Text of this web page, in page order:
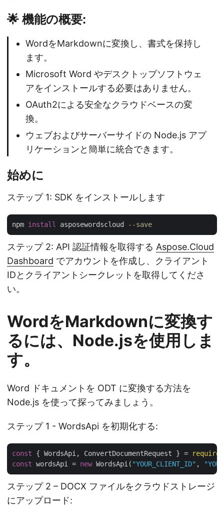
🌟 機能の概要:
WordをMarkdownに変換し、書式を保持し
ます。
Microsoft Word やデスクトップソフトウェ
アをインストールする必要はありません。
OAuth2による安全なクラウドベースの変
換。
ウェブおよびサーバーサイドの Node.js アプ
リケーションと簡単に統合できます。
始めに
ステップ 1: SDK をインストールします
npm install asposewordscloud --save
ステップ 2: API 認証情報を取得する Aspose.Cloud
Dashboard でアカウントを作成し、クライアント
IDとクライアントシークレットを取得してくださ
い。
WordをMarkdownに変換す
るには、Node.jsを使用しま
す。
Word ドキュメントを ODT に変換する方法を
Node.js を使って探ってみましょう。
ステップ 1 - WordsApi を初期化する:
const { WordsApi, ConvertDocumentRequest } = require
const wordsApi = new WordsApi( "YOUR_CLIENT_ID" ,
ステップ 2 – DOCX ファイルをクラウドストレージ
にアップロード: